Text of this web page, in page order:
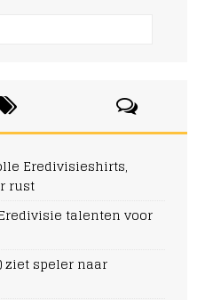
Eredivisieshirts,
rust
talenten voor
ziet speler naar